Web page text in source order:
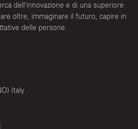
dell’innovazione e di una superiore
oltre, immaginare il futuro, capire in
delle persone.
Italy